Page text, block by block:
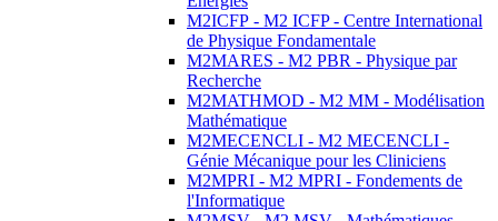
M2ICFP - M2 ICFP - Centre International
de Physique Fondamentale
M2MARES - M2 PBR - Physique par
Recherche
M2MATHMOD - M2 MM - Modélisation
Mathématique
M2MECENCLI - M2 MECENCLI -
Génie Mécanique pour les Cliniciens
M2MPRI - M2 MPRI - Fondements de
l'Informatique